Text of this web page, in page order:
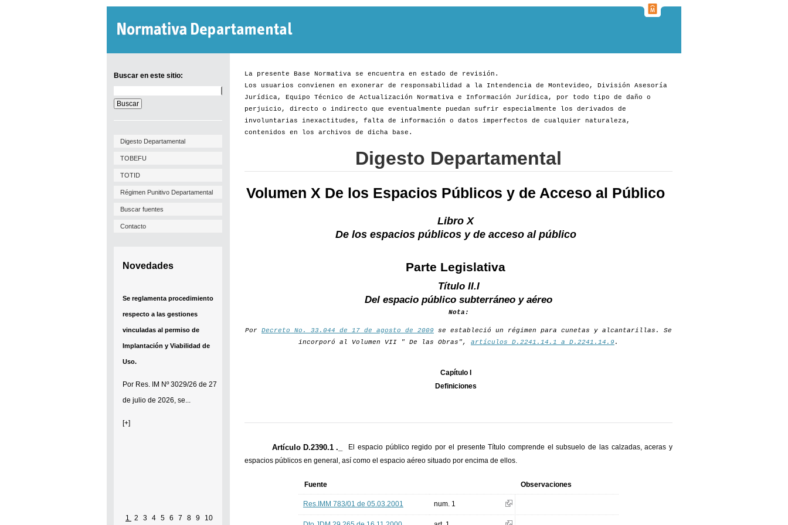
Buscar en este sitio:
en
este
sitio:
Digesto Departamental
TOBEFU
TOTID
Régimen Punitivo Departamental
Buscar fuentes
Contacto
Novedades
Se reglamenta procedimiento
respecto a las gestiones
vinculadas al permiso de
Implantación y Viabilidad de
Uso.
Por Res. IM Nº 3029/26 de 27
de julio de 2026, se...
[+]
1 2 3 4 5 6 7 8 9 10
La presente Base Normativa se encuentra en estado de revisión.
Los usuarios convienen en exonerar de responsabilidad a la Intendencia de Montevideo, División Asesoría
Jurídica, Equipo Técnico de Actualización Normativa e Información Jurídica, por todo tipo de daño o
perjuicio, directo o indirecto que eventualmente puedan sufrir especialmente los derivados de
involuntarias inexactitudes, falta de información o datos imperfectos de cualquier naturaleza,
contenidos en los archivos de dicha base.
Digesto Departamental
Volumen X De los Espacios Públicos y de Acceso al Público
Libro X
De los espacios públicos y de acceso al público
Parte Legislativa
Título II.I
Del espacio público subterráneo y aéreo
Nota:
Por Decreto No. 33.044 de 17 de agosto de 2009 se estableció un régimen para cunetas y alcantarillas. Se
incorporó al Volumen VII " De las Obras", artículos D.2241.14.1 a D.2241.14.9.
Capítulo I
Definiciones
Artículo D.2390.1 ._
El espacio público regido por el presente Título comprende el subsuelo de las calzadas, aceras y
espacios públicos en general, así como el espacio aéreo situado por encima de ellos.
Fuente Observaciones
Res.IMM 783/01 de 05.03.2001 num. 1